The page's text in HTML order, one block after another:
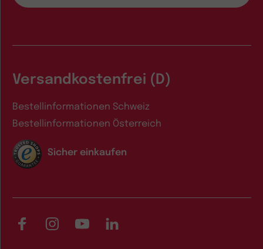
Versandkostenfrei (D)
Bestellinformationen Schweiz
Bestellinformationen Österreich
Sicher einkaufen
FacebookInstagramYouTubeLinkedIn